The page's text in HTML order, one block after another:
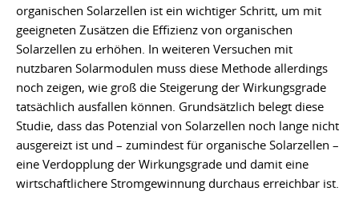
organischen Solarzellen ist ein wichtiger Schritt, um mit
geeigneten Zusätzen die Effizienz von organischen
Solarzellen zu erhöhen. In weiteren Versuchen mit
nutzbaren Solarmodulen muss diese Methode allerdings
noch zeigen, wie groß die Steigerung der Wirkungsgrade
tatsächlich ausfallen können. Grundsätzlich belegt diese
Studie, dass das Potenzial von Solarzellen noch lange nicht
ausgereizt ist und – zumindest für organische Solarzellen –
eine Verdopplung der Wirkungsgrade und damit eine
wirtschaftlichere Stromgewinnung durchaus erreichbar ist.